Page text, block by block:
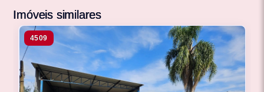
Imóveis similares
4509